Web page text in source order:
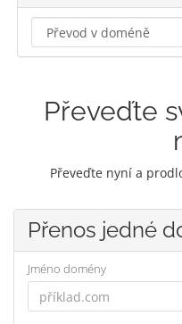
Převeďte
Převeďte nyní a
Přenos jedné
Jméno domény